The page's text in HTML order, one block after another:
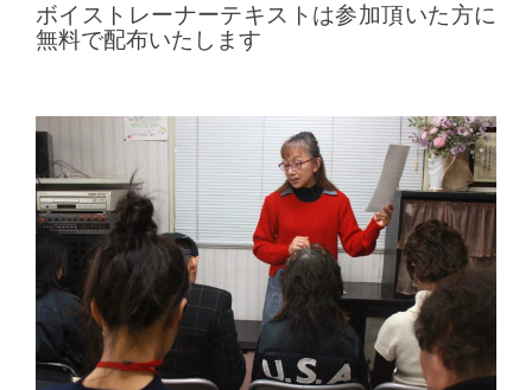
ボイストレーナーテキストは参加頂いた方に
無料で配布いたします